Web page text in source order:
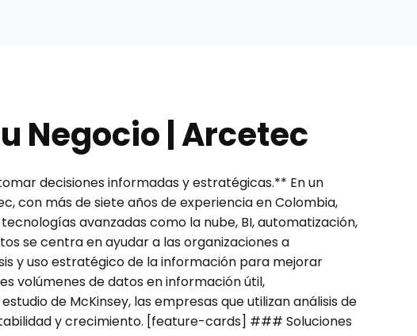
Negocio | Arcetec
decisiones informadas y estratégicas.** En un
con más de siete años de experiencia en Colombia,
avanzadas como la nube, BI, automatización,
se centra en ayudar a las organizaciones a
y uso estratégico de la información para mejorar
volúmenes de datos en información útil,
de McKinsey, las empresas que utilizan análisis de
y crecimiento. [feature-cards] ### Soluciones